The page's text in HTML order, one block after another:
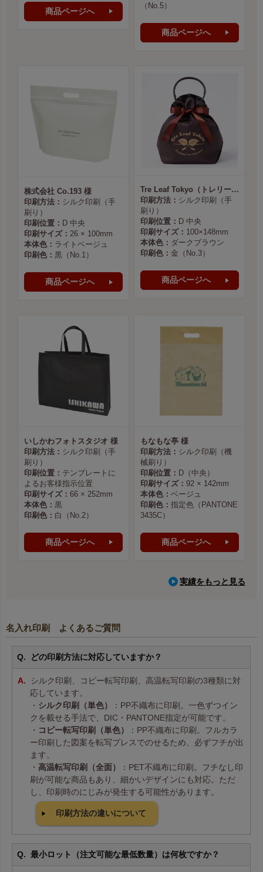
商品ページへ
（No.5）
商品ページへ
株式会社 Co.193 様
印刷方法： シルク印刷（手
刷り）
印刷位置： D 中央
印刷サイズ： 26 × 100mm
本体色： ライトベージュ
印刷色： 黒（No.1）
商品ページへ
Tre Leaf Tokyo（トレリーフ東京） 様
印刷方法： シルク印刷（手
刷り）
印刷位置： D 中央
印刷サイズ： 100×148mm
本体色： ダークブラウン
印刷色： 金（No.3）
商品ページへ
いしかわフォトスタジオ 様
印刷方法： シルク印刷（手
刷り）
印刷位置： テンプレートに
よるお客様指示位置
印刷サイズ： 66 × 252mm
本体色： 黒
印刷色： 白（No.2）
商品ページへ
もなもな亭 様
印刷方法： シルク印刷（機
械刷り）
印刷位置： D（中央）
印刷サイズ： 92 × 142mm
本体色： ベージュ
印刷色： 指定色（PANTONE
3435C）
商品ページへ
実績をもっと見る
名入れ印刷 よくあるご質問
どの印刷方法に対応していますか？
シルク印刷、コピー転写印刷、高温転写印刷の3種類に対
応しています。
・ シルク印刷（単色）
：PP不織布に印刷。一色ずつイン
クを載せる手法で、DIC・PANTONE指定が可能です。
・ コピー転写印刷（単色）
：PP不織布に印刷。フルカラ
ー印刷した図案を転写プレスでのせるため、必ずフチが出
ます。
・ 高温転写印刷（全面）
：PET不織布に印刷。フチなし印
刷が可能な商品もあり、細かいデザインにも対応。ただ
し、印刷時のにじみが発生する可能性があります。
印刷方法の違いについて
最小ロット（注文可能な最低数量）は何枚ですか？